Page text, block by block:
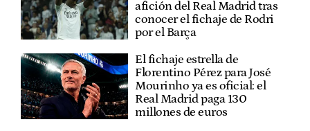
afición del Real Madrid tras
conocer el fichaje de Rodri
por el Barça
El fichaje estrella de
Florentino Pérez para José
Mourinho ya es oficial: el
Real Madrid paga 130
millones de euros